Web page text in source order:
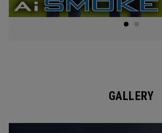
GALLERY